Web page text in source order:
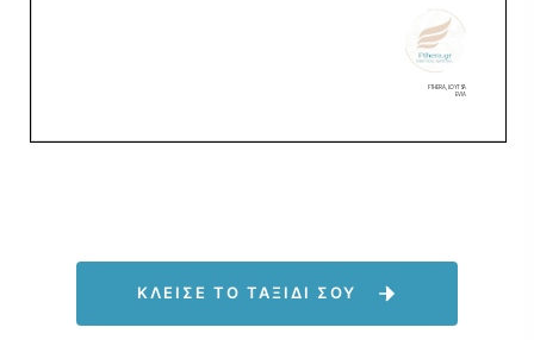
ΚΛΕΙΣΕ ΤΟ ΤΑΞΙΔΙ ΣΟΥ